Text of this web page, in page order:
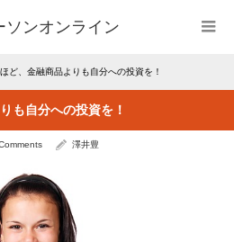
ソンオンライン
ど、金融商品よりも自分への投資を！
も自分への投資を！
澤井豊